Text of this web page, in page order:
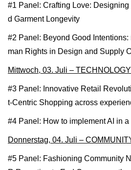
#1 Panel: Crafting Love:
d Garment Longevity
#2 Panel: Beyond Good
man Rights in Design and Supply
Mittwoch, 03. Juli –
#3 Panel: Innovative Retail
t-Centric Shopping across
#4 Panel: How to implement AI in
Donnerstag, 04. Juli –
#5 Panel: Fashioning Community